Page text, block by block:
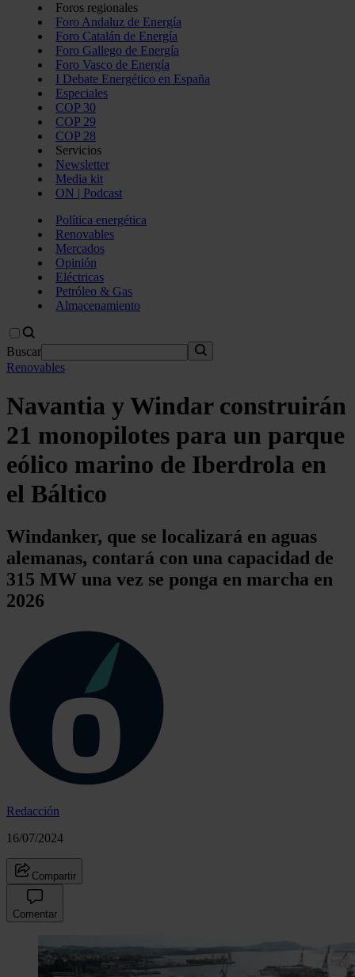
Foros regionales
Foro Andaluz de Energía
Foro Catalán de Energía
Foro Gallego de Energía
Foro Vasco de Energía
I Debate Energético en España
Especiales
COP 30
COP 29
COP 28
Servicios
Newsletter
Media kit
ON | Podcast
Política energética
Renovables
Mercados
Opinión
Eléctricas
Petróleo & Gas
Almacenamiento
Buscar
Renovables
Navantia y Windar construirán
21 monopilotes para un parque
eólico marino de Iberdrola en
el Báltico
Windanker, que se localizará en aguas
alemanas, contará con una capacidad de
315 MW una vez se ponga en marcha en
2026
Redacción
16/07/2024
Compartir
Comentar